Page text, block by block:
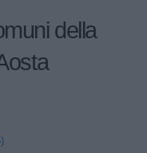
della